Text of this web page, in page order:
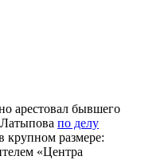
арестовал бывшего
по делу
крупном размере:
«Центра